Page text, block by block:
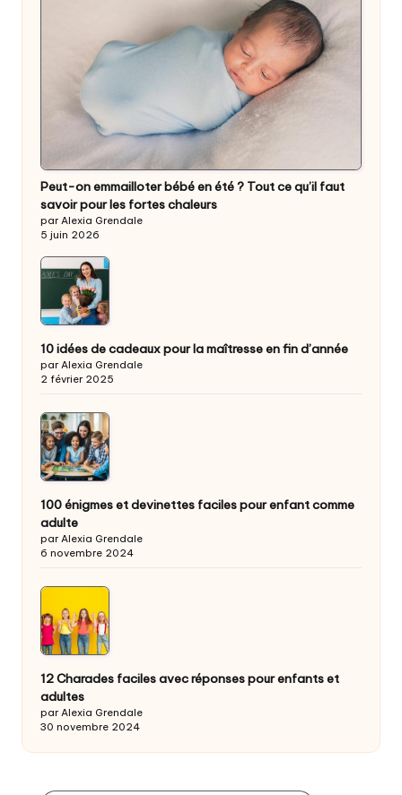
Peut-on emmailloter bébé en été ? Tout ce qu’il faut
savoir pour les fortes chaleurs
par Alexia Grendale
5 juin 2026
10 idées de cadeaux pour la maîtresse en fin d’année
par Alexia Grendale
2 février 2025
100 énigmes et devinettes faciles pour enfant comme
adulte
par Alexia Grendale
6 novembre 2024
12 Charades faciles avec réponses pour enfants et
adultes
par Alexia Grendale
30 novembre 2024